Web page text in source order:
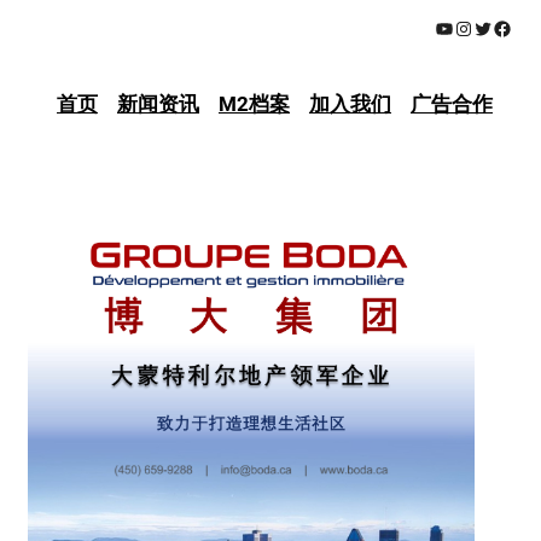
YouTube
Instagram
Twitter
首页 新闻资讯 M2档案 加入我们 广告合作